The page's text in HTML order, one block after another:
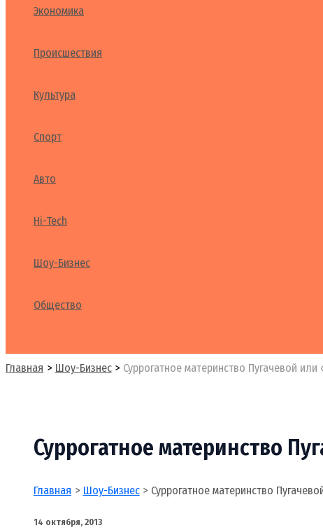
Экономика
Происшествия
Культура
Спорт
Авто
Hi-Tech
Шоу-Бизнес
Общество
Главная Шоу-Бизнес Суррогатное материнство Пугачевой
Суррогатное материнство
Главная Шоу-Бизнес Суррогатное материнство
14 октября, 2013